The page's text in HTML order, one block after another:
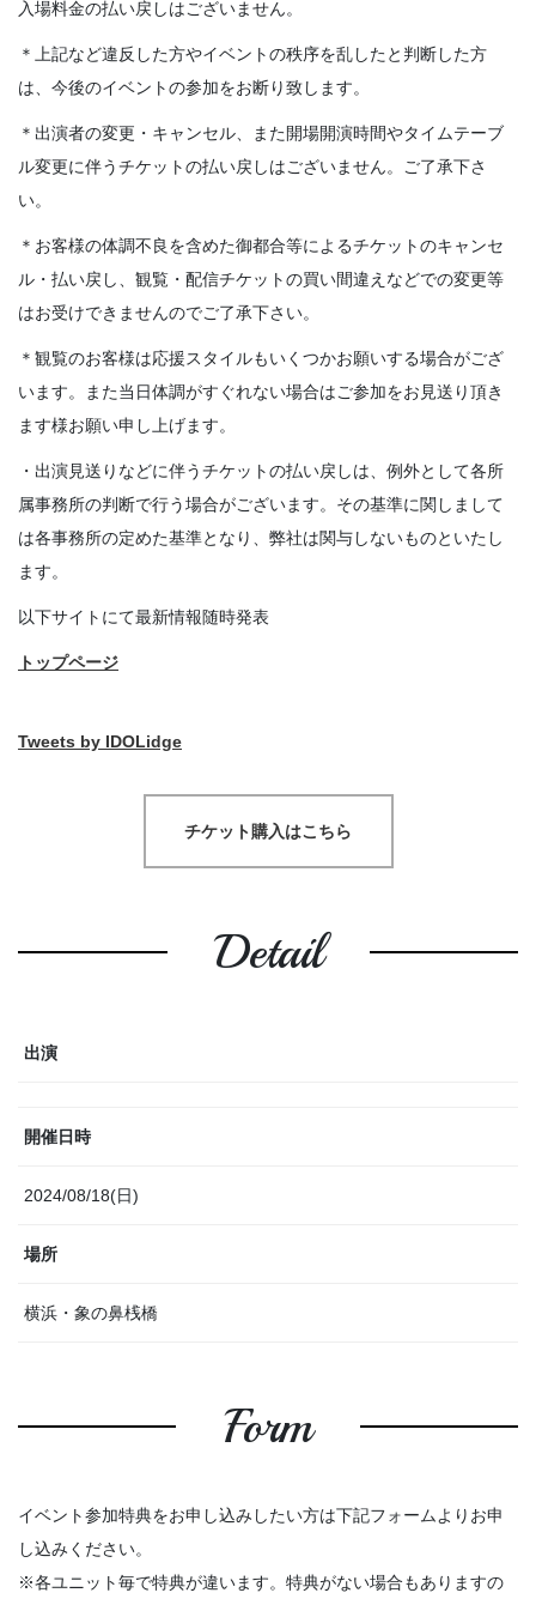
入場料金の払い戻しはございません。
＊上記など違反した方やイベントの秩序を乱したと判断した方
は、今後のイベントの参加をお断り致します。
＊出演者の変更・キャンセル、また開場開演時間やタイムテーブ
ル変更に伴うチケットの払い戻しはございません。ご了承下さ
い。
＊お客様の体調不良を含めた御都合等によるチケットのキャンセ
ル・払い戻し、観覧・配信チケットの買い間違えなどでの変更等
はお受けできませんのでご了承下さい。
＊観覧のお客様は応援スタイルもいくつかお願いする場合がござ
います。また当日体調がすぐれない場合はご参加をお見送り頂き
ます様お願い申し上げます。
・出演見送りなどに伴うチケットの払い戻しは、例外として各所
属事務所の判断で行う場合がございます。その基準に関しまして
は各事務所の定めた基準となり、弊社は関与しないものといたし
ます。
以下サイトにて最新情報随時発表
トップページ
Tweets by IDOLidge
チケット購入はこちら
Detail
出演
開催日時
2024/08/18(日)
場所
横浜・象の鼻桟橋
Form
イベント参加特典をお申し込みしたい方は下記フォームよりお申
し込みください。
※各ユニット毎で特典が違います。特典がない場合もありますの